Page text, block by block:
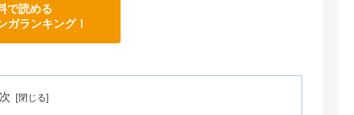
で読める
ガランキング！